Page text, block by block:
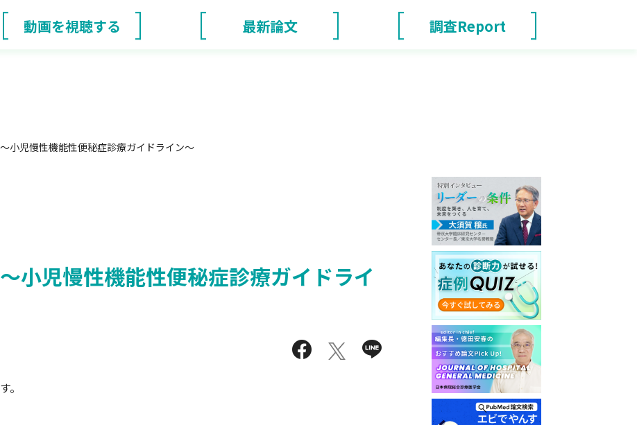
動画を視聴する 最新論文 調査Report
～小児慢性機能性便秘症診療ガイドライン～
小児慢性機能性便秘症診療ガイドライ
。